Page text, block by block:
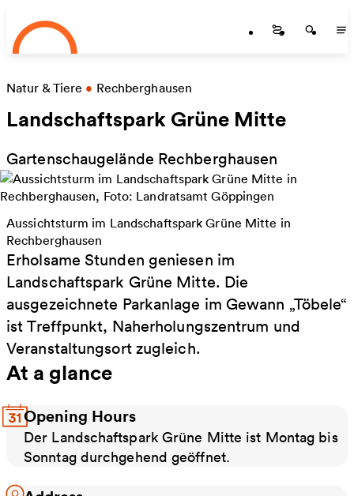
Skip to main content
Startseite
Natur & Tiere • Rechberghausen
Landschaftspark Grüne Mitte
Gartenschaugelände Rechberghausen
Aussichtsturm im Landschaftspark Grüne Mitte in
Rechberghausen
Erholsame Stunden geniesen im
Landschaftspark Grüne Mitte. Die
ausgezeichnete Parkanlage im Gewann „Töbele“
ist Treffpunkt, Naherholungszentrum und
Veranstaltungsort zugleich.
At a glance
Opening Hours
Der Landschaftspark Grüne Mitte ist Montag bis
Sonntag durchgehend geöffnet.